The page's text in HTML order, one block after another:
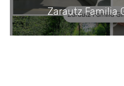
Zarautz Familia